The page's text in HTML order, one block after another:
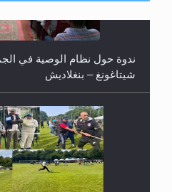
اليوم الوطني الرياضي لمجلس